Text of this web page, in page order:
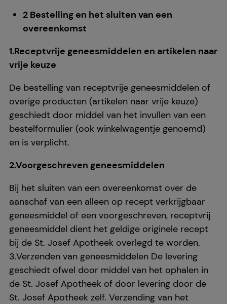
2 Bestelling en het sluiten van een
overeenkomst
1.Receptvrije geneesmiddelen en artikelen naar
vrije keuze
De bestelling van receptvrije geneesmiddelen of
overige producten (artikelen naar vrije keuze)
geschiedt door middel van het invullen van een
bestelformulier (ook winkelwagentje genoemd)
en is verplicht.
2.Voorgeschreven geneesmiddelen
Bij het sluiten van een overeenkomst over de
aanschaf van een alleen op recept verkrijgbaar
geneesmiddel of een voorgeschreven, receptvrij
geneesmiddel dient het geldige originele recept
bij de St. Josef Apotheek overlegd te worden.
3.Verzenden van geneesmiddelen De levering
geschiedt ofwel door middel van het ophalen in
de St. Josef Apotheek of door levering door de
St. Josef Apotheek zelf. Verzending van het